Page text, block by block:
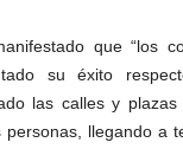
que “los
su éxito
las calles y
personas, llegando a